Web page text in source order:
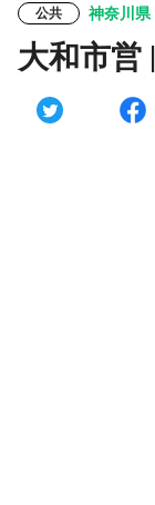
公共 神奈川県
大和市営